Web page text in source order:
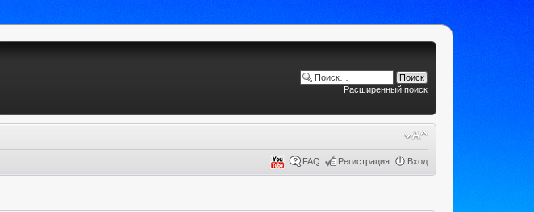
Расширенный поиск
FAQ Регистрация Вход